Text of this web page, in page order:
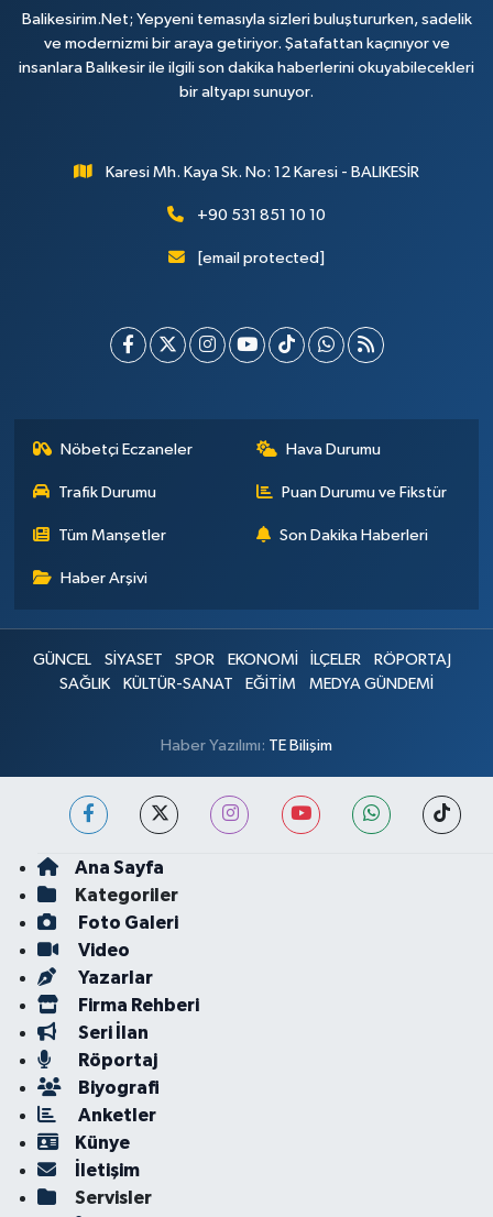
Balikesirim.Net; Yepyeni temasıyla sizleri buluştururken, sadelik
ve modernizmi bir araya getiriyor. Şatafattan kaçınıyor ve
insanlara Balıkesir ile ilgili son dakika haberlerini okuyabilecekleri
bir altyapı sunuyor.
Karesi Mh. Kaya Sk. No: 12 Karesi - BALIKESİR
+90 531 851 10 10
[email protected]
Nöbetçi Eczaneler Hava Durumu
Trafik Durumu Puan Durumu ve Fikstür
Tüm Manşetler Son Dakika Haberleri
Haber Arşivi
GÜNCEL SİYASET SPOR EKONOMİ İLÇELER
RÖPORTAJ
SAĞLIK
KÜLTÜR-SANAT EĞİTİM MEDYA GÜNDEMİ
Haber Yazılımı: TE Bilişim
Ana Sayfa
Kategoriler
Foto Galeri
Video
Yazarlar
Firma Rehberi
Seri İlan
Röportaj
Biyografi
Anketler
Künye
İletişim
Servisler